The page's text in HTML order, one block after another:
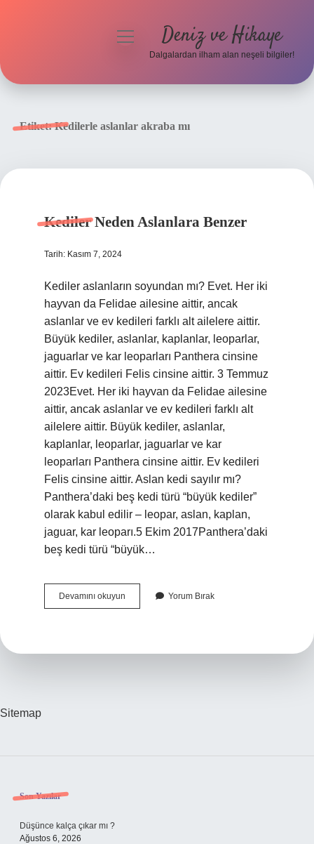
menüyü
Deniz ve Hikaye
Dalgalardan ilham alan neşeli bilgiler!
Etiket:Kedilerle aslanlar akraba mı
Kediler Neden Aslanlara Benzer
Tarih: Kasım 7, 2024
Kediler aslanların soyundan mı? Evet. Her iki
hayvan da Felidae ailesine aittir, ancak
aslanlar ve ev kedileri farklı alt ailelere aittir.
Büyük kediler, aslanlar, kaplanlar, leoparlar,
jaguarlar ve kar leoparları Panthera cinsine
aittir. Ev kedileri Felis cinsine aittir. 3 Temmuz
2023Evet. Her iki hayvan da Felidae ailesine
aittir, ancak aslanlar ve ev kedileri farklı alt
ailelere aittir. Büyük kediler, aslanlar,
kaplanlar, leoparlar, jaguarlar ve kar
leoparları Panthera cinsine aittir. Ev kedileri
Felis cinsine aittir. Aslan kedi sayılır mı?
Panthera’daki beş kedi türü “büyük kediler”
olarak kabul edilir – leopar, aslan, kaplan,
jaguar, kar leoparı.5 Ekim 2017Panthera’daki
beş kedi türü “büyük…
Devamını okuyun
Neden
Yorum Bırak
Sitemap
Sidebar
Son Yazılar
Düşünce kalça çıkar mı ?
Ağustos 6, 2026